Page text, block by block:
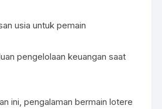
usia untuk pemain
pengelolaan keuangan saat
ini, pengalaman bermain lotere